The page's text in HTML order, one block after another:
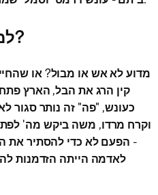
למה דווקא כדור הארץ?
מדוע לא אש או מבול? או
קין הרג את הבל, הארץ
כעונש, "פה" זה נותר סגור
וקרח מרדו, משה ביקש מה'
- הפעם לא כדי להסתיר את
לאדמה הייתה הזדמנות